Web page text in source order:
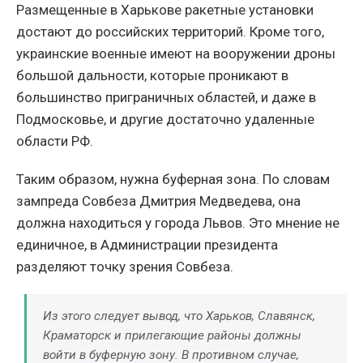
Размещенные в Харькове ракетные установки
достают до российских территорий. Кроме того,
украинские военные имеют на вооружении дроны
большой дальности, которые проникают в
большинство приграничных областей, и даже в
Подмосковье, и другие достаточно удаленные
области РФ.
Таким образом, нужна буферная зона. По словам
зампреда Совбеза Дмитрия Медведева, она
должна находиться у города Львов. Это мнение не
единичное, в Администрации президента
разделяют точку зрения Совбеза.
Из этого следует вывод, что Харьков, Славянск,
Краматорск и прилегающие районы должны
войти в буферную зону. В противном случае,